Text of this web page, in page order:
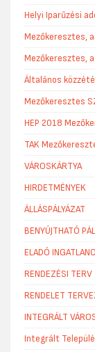
Helyi Iparűzési
Mezőkeresztes,
Mezőkeresztes,
Általános
Mezőkeresztes
HEP 2018
TAK
VÁROSKÁRTYA
HIRDETMÉNYEK
ÁLLÁSPÁLYÁZAT
BENYÚJTHATÓ
ELADÓ
RENDEZÉSI TERV
RENDELET
INTEGRÁLT
Integrált